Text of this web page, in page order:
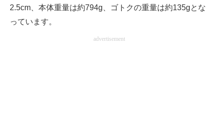
2.5cm、本体重量は約794g、ゴトクの重量は約135gとな
っています。
advertisement